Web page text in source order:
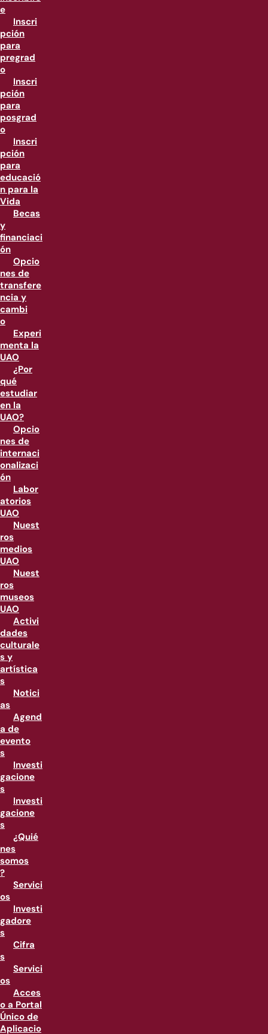
e
Inscri
pción
para
pregrad
o
Inscri
pción
para
posgrad
o
Inscri
pción
para
educació
n para la
Vida
Becas
y
financiaci
ón
Opcio
nes de
transfere
ncia y
cambi
o
Experi
menta la
UAO
¿Por
qué
estudiar
en la
UAO?
Opcio
nes de
internaci
onalizaci
ón
Labor
atorios
UAO
Nuest
ros
medios
UAO
Nuest
ros
museos
UAO
Activi
dades
culturale
s y
artística
s
Notici
as
Agend
a de
evento
s
Investi
gacione
s
Investi
gacione
s
¿Quié
nes
somos
?
Servici
os
Investi
gadore
s
Cifra
s
Servici
os
Acces
o a Portal
Único de
Aplicacio